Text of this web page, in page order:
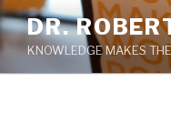
Zum
Inhalt
springen
DR.
KNOWLEDGE MAKES